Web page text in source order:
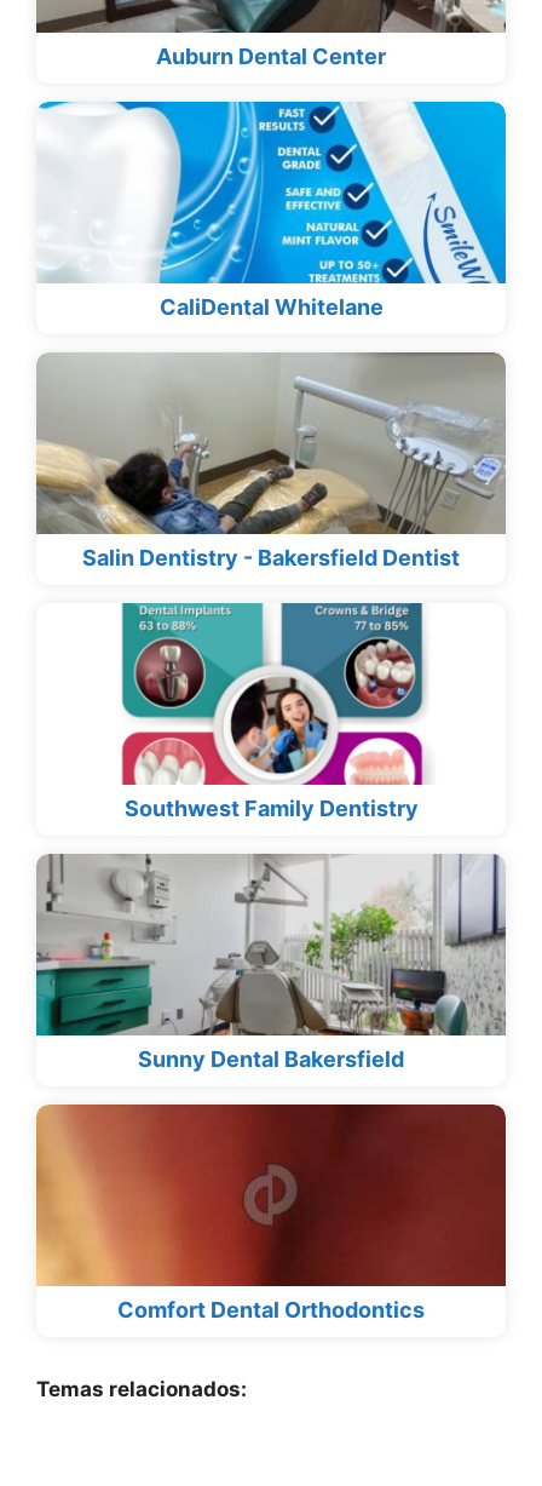
Auburn Dental Center
CaliDental Whitelane
Salin Dentistry - Bakersfield Dentist
Southwest Family Dentistry
Sunny Dental Bakersfield
Comfort Dental Orthodontics
Temas relacionados: